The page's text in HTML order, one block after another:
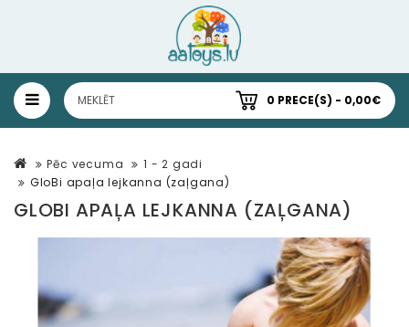
0 PRECE(S) - 0,00€
Pēc vecuma
1 - 2 gadi
GloBi apaļa lejkanna (zaļgana)
GLOBI APAĻA LEJKANNA (ZAĻGANA)